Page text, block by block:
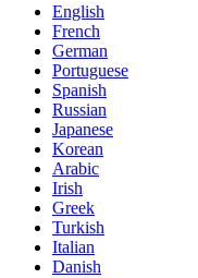
English
French
German
Portuguese
Spanish
Russian
Japanese
Korean
Arabic
Irish
Greek
Turkish
Italian
Danish